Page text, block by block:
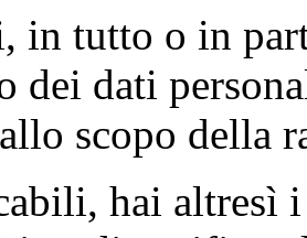
in tutto o in
dei dati
scopo della
hai